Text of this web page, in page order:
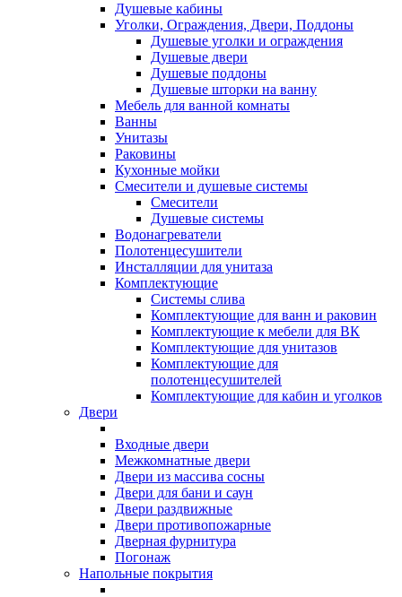
Душевые кабины
Уголки, Ограждения, Двери, Поддоны
Душевые уголки и ограждения
Душевые двери
Душевые поддоны
Душевые шторки на ванну
Мебель для ванной комнаты
Ванны
Унитазы
Раковины
Кухонные мойки
Смесители и душевые системы
Смесители
Душевые системы
Водонагреватели
Полотенцесушители
Инсталляции для унитаза
Комплектующие
Системы слива
Комплектующие для ванн и раковин
Комплектующие к мебели для ВК
Комплектующие для унитазов
Комплектующие для
полотенцесушителей
Комплектующие для кабин и уголков
Двери
Входные двери
Межкомнатные двери
Двери из массива сосны
Двери для бани и саун
Двери раздвижные
Двери противопожарные
Дверная фурнитура
Погонаж
Напольные покрытия